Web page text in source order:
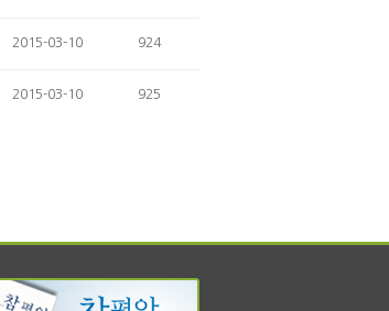
2015-03-10 924
2015-03-10 925